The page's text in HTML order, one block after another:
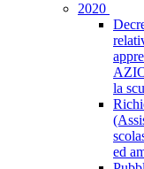
2020
la
ed